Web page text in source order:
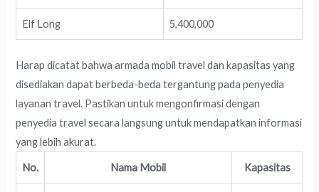
Elf Long 5,400,000
Harap dicatat bahwa armada mobil travel dan kapasitas yang
disediakan dapat berbeda-beda tergantung pada penyedia
layanan travel. Pastikan untuk mengonfirmasi dengan
penyedia travel secara langsung untuk mendapatkan informasi
yang lebih akurat.
No. Nama Mobil Kapasitas